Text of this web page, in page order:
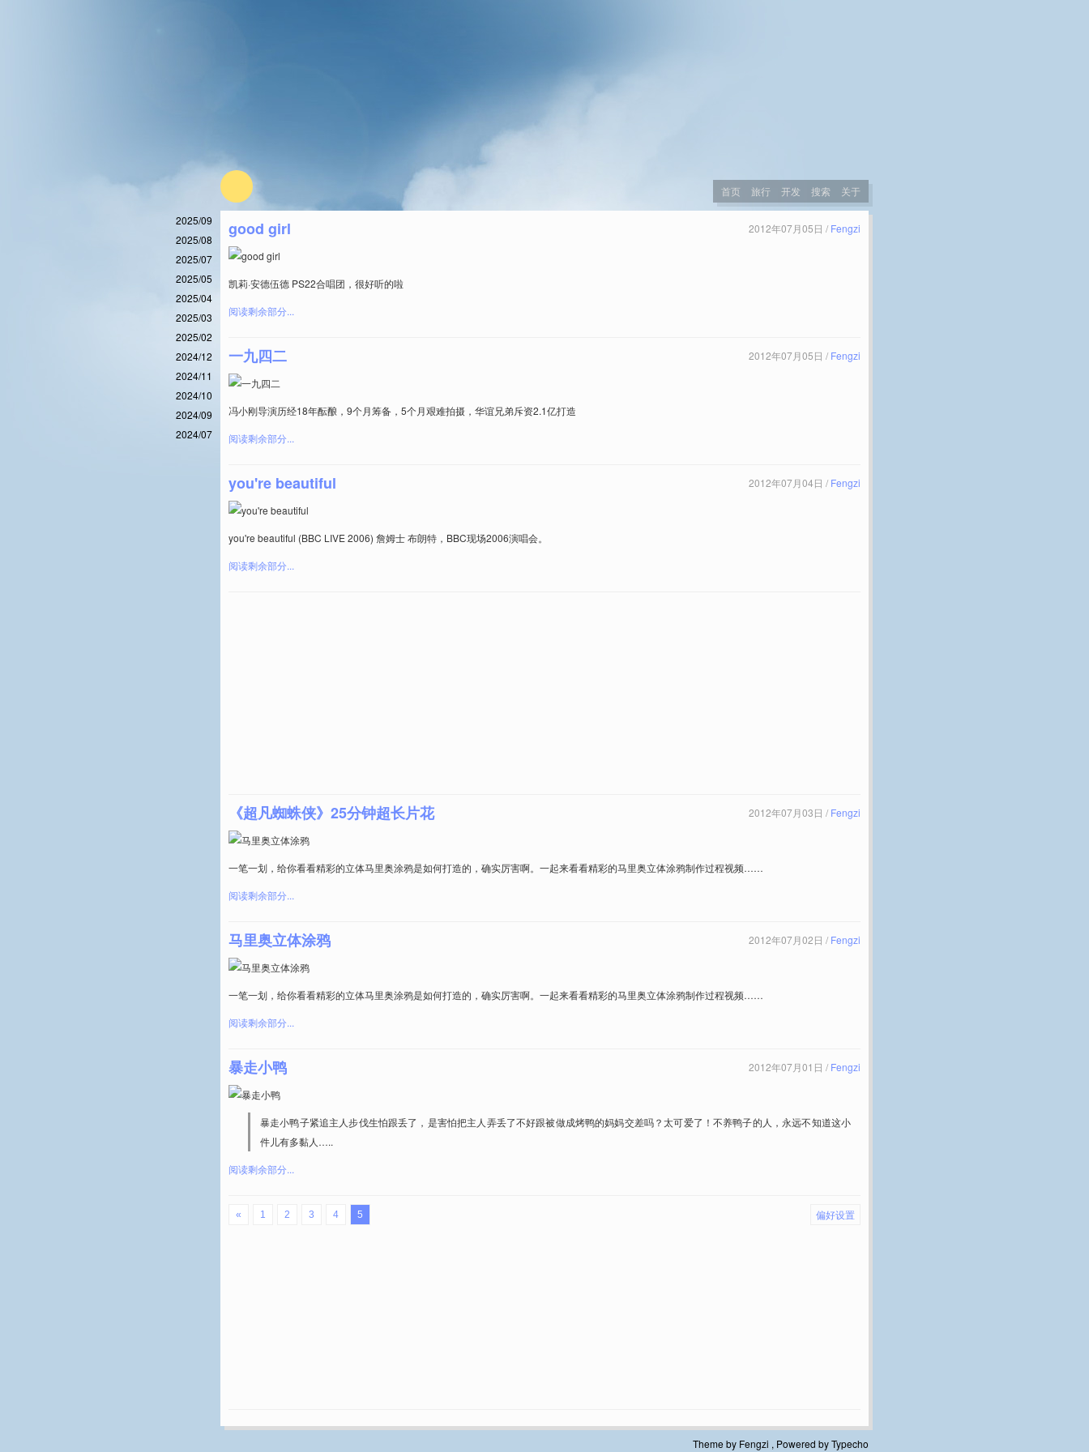
首页 旅行 开发 搜索 关于
2025/09
2025/08
2025/07
2025/05
2025/04
2025/03
2025/02
2024/12
2024/11
2024/10
2024/09
2024/07
good girl 2012年07月05日 / Fengzi
凯莉·安德伍德 PS22合唱团，很好听的啦
阅读剩余部分...
一九四二 2012年07月05日 / Fengzi
冯小刚导演历经18年酝酿，9个月筹备，5个月艰难拍摄，华谊兄弟斥资2.1亿打造
阅读剩余部分...
you're beautiful 2012年07月04日 / Fengzi
you're beautiful (BBC LIVE 2006) 詹姆士 布朗特，BBC现场2006演唱会。
阅读剩余部分...
《超凡蜘蛛侠》25分钟超长片花 2012年07月03日 / Fengzi
一笔一划，给你看看精彩的立体马里奥涂鸦是如何打造的，确实厉害啊。一起来看看精彩的马里奥立体涂鸦制作过程视频……
阅读剩余部分...
马里奥立体涂鸦 2012年07月02日 / Fengzi
一笔一划，给你看看精彩的立体马里奥涂鸦是如何打造的，确实厉害啊。一起来看看精彩的马里奥立体涂鸦制作过程视频……
阅读剩余部分...
暴走小鸭 2012年07月01日 / Fengzi
暴走小鸭子紧追主人步伐生怕跟丢了，是害怕把主人弄丢了不好跟被做成烤鸭的妈妈交差吗？太可爱了！不养鸭子的人，永远不知道这小
件儿有多黏人…..
阅读剩余部分...
« 1 2 3 4 5 偏好设置
Theme by Fengzi , Powered byTypecho